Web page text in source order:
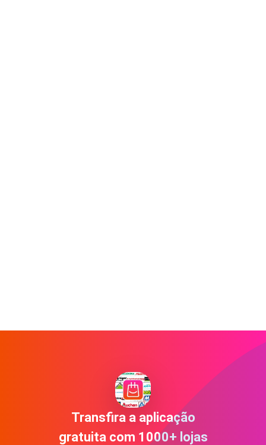
Transfira a aplicação
gratuita com 1000+ lojas